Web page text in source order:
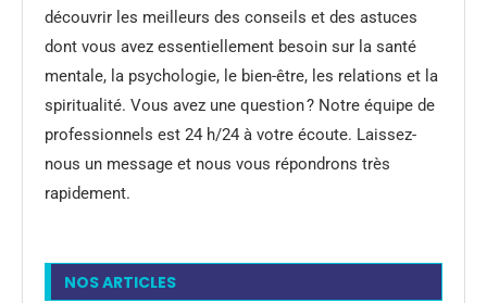
découvrir les meilleurs des conseils et des astuces
dont vous avez essentiellement besoin sur la santé
mentale, la psychologie, le bien-être, les relations et la
spiritualité. Vous avez une question ? Notre équipe de
professionnels est 24 h/24 à votre écoute. Laissez-
nous un message et nous vous répondrons très
rapidement.
NOS ARTICLES